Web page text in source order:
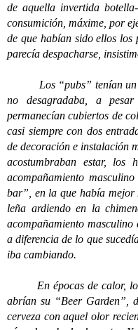
de aquella invertida
consumición, máxime, por
de que habían sido ellos los
parecía despacharse,
Los “pubs” tenían un
no desagradaba, a
permanecían cubiertos de
casi siempre con dos
de decoración e instalación
acostumbraban estar, los
acompañamiento
bar”, en la que había mejor
leña ardiendo en la
acompañamiento masculino
a diferencia de lo que
iba cambiando.
En épocas de calor, los
abrían su “Beer Garden”,
cerveza con aquel olor